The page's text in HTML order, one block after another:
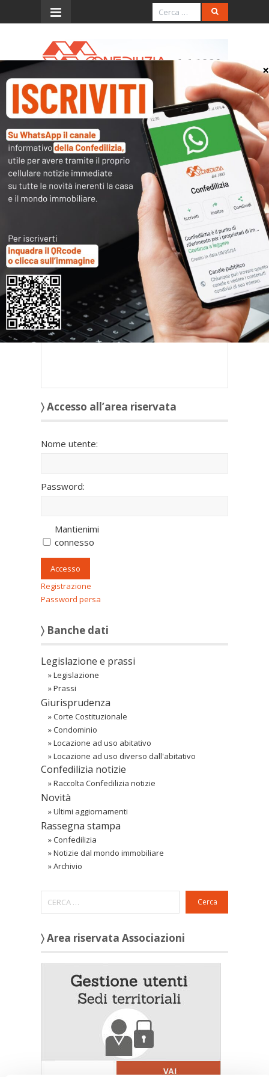
Menu
Confedilizia su Rai 3
L’accesso al contenuto
completo è riservato ai
soli utenti abilitati.
Tutti i documenti presenti nelle Banche dati
sono
a disposizione dei soci ma per poterli
consultare occorre
inserire i dati di accesso
nel modulo a destra della pagina.
Se non possiedi nome utente e password
oppure li hai
smarritirichiedili alla tua
Associazione territoriale Confediliziadi
riferimento.
〉 Accesso all’area riservata
Nome utente:
Password:
Mantienimi
connesso
Accesso
Registrazione
Password persa
〉 Banche dati
Legislazione e prassi
»Legislazione
»Prassi
Giurisprudenza
»Corte Costituzionale
»Condominio
»Locazione ad uso abitativo
»Locazione ad uso diverso dall'abitativo
Confedilizia notizie
»Raccolta Confedilizia notizie
Novità
»Ultimi aggiornamenti
Rassegna stampa
»Confedilizia
»Notizie dal mondo immobiliare
»Archivio
Cerca
〉 Area riservata Associazioni